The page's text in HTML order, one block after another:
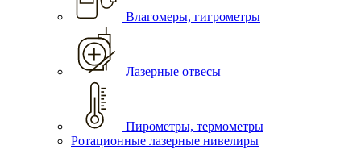
Влагомеры, гигрометры
Лазерные отвесы
Пирометры, термометры
Ротационные лазерные нивелиры